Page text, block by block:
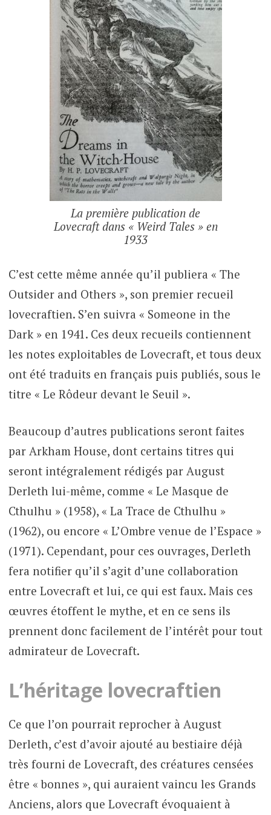
La première publication de
Lovecraft dans « Weird Tales » en
1933
C’est cette même année qu’il publiera « The
Outsider and Others », son premier recueil
lovecraftien. S’en suivra « Someone in the
Dark » en 1941. Ces deux recueils contiennent
les notes exploitables de Lovecraft, et tous deux
ont été traduits en français puis publiés, sous le
titre « Le Rôdeur devant le Seuil ».
Beaucoup d’autres publications seront faites
par Arkham House, dont certains titres qui
seront intégralement rédigés par August
Derleth lui-même, comme « Le Masque de
Cthulhu » (1958), « La Trace de Cthulhu »
(1962), ou encore « L’Ombre venue de l’Espace »
(1971). Cependant, pour ces ouvrages, Derleth
fera notifier qu’il s’agit d’une collaboration
entre Lovecraft et lui, ce qui est faux. Mais ces
œuvres étoffent le mythe, et en ce sens ils
prennent donc facilement de l’intérêt pour tout
admirateur de Lovecraft.
L’héritage lovecraftien
Ce que l’on pourrait reprocher à August
Derleth, c’est d’avoir ajouté au bestiaire déjà
très fourni de Lovecraft, des créatures censées
être « bonnes », qui auraient vaincu les Grands
Anciens, alors que Lovecraft évoquaient à